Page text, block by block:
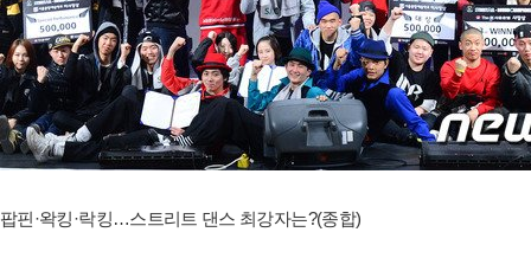
팝핀·왁킹·락킹…스트리트 댄스 최강자는?(종합)